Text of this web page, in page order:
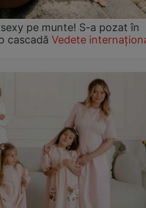
pe munte! S-a pozat în
cascadă Vedete